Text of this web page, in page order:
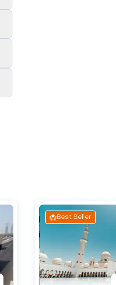
Best Seller